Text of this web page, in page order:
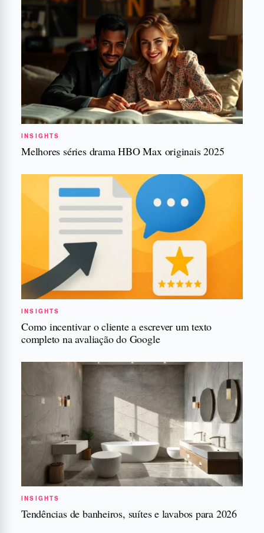
INSIGHTS
Melhores séries drama HBO Max originais 2025
INSIGHTS
Como incentivar o cliente a escrever um texto
completo na avaliação do Google
INSIGHTS
Tendências de banheiros, suítes e lavabos para 2026